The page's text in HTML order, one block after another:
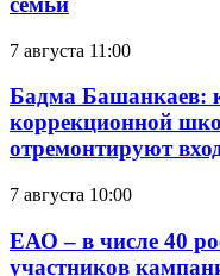
7 августа 11:00
Бадма Башанкаев:
коррекционной
отремонтируют
7 августа 10:00
ЕАО – в числе 40
участников